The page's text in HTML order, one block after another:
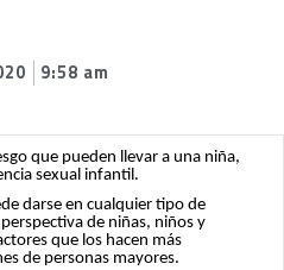
9:58 am
que pueden llevar a una niña,
sexual infantil.
darse en cualquier tipo de
de niñas, niños y
que los hacen más
de personas mayores.